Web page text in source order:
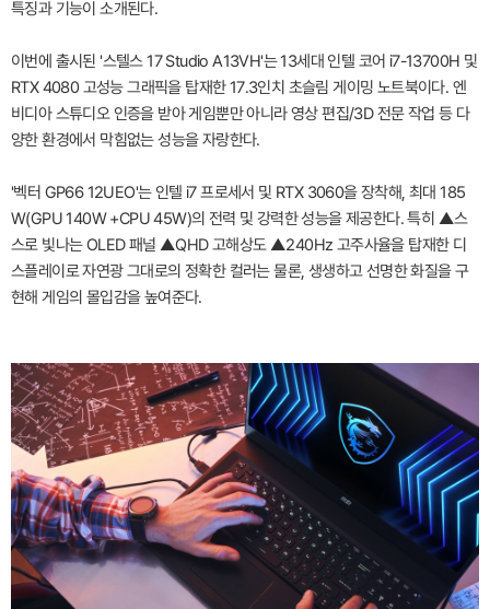
특징과 기능이 소개된다.
이번에 출시된 '스텔스 17 Studio A13VH'는 13세대 인텔 코어 i7-13700H 및
RTX 4080 고성능 그래픽을 탑재한 17.3인치 초슬림 게이밍 노트북이다. 엔
비디아 스튜디오 인증을 받아 게임뿐만 아니라 영상 편집/3D 전문 작업 등 다
양한 환경에서 막힘없는 성능을 자랑한다.
'벡터 GP66 12UEO'는 인텔 i7 프로세서 및 RTX 3060을 장착해, 최대 185
W(GPU 140W +CPU 45W)의 전력 및 강력한 성능을 제공한다. 특히 ▲스
스로 빛나는 OLED 패널 ▲QHD 고해상도 ▲240Hz 고주사율을 탑재한 디
스플레이로 자연광 그대로의 정확한 컬러는 물론, 생생하고 선명한 화질을 구
현해 게임의 몰입감을 높여준다.